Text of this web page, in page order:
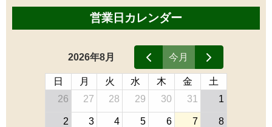
営業日カレンダー
2026年8月 今月
日 月 火 水 木 金
土
26
27 28 29 30 31 1
2 3 4 5 6 7 8